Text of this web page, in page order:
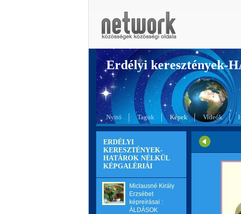
Erdélyi keresztények-
Nyitó Tagok Képek Videók
ERDÉLYI
KERESZTÉNYEK-
HATÁROK NÉLKÜL
KÉPGALÉRIÁI
Miclausné Király
Erzsébet
képreírásai :
ÁLDÁSOK